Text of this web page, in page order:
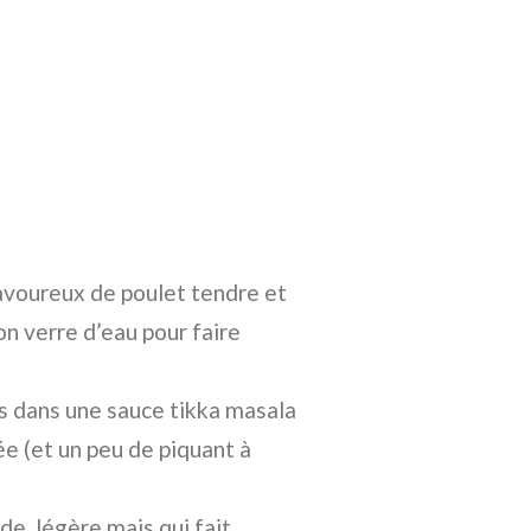
de poulet tendre et
verre d’eau pour faire
une sauce tikka masala
(et un peu de piquant à